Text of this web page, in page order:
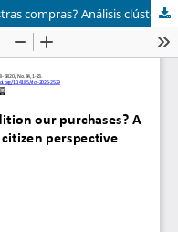
¿Condiciona la imagen del país nuestras compras? Análisis clúster desde la perspectiva ciudadana